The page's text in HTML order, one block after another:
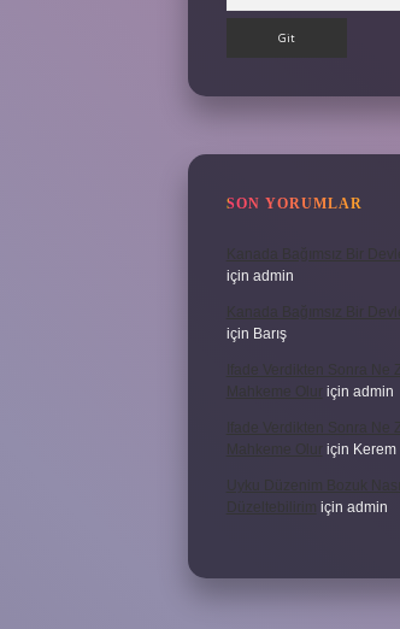
SON YORUMLAR
Kanada Bağımsız Bir
için admin
Kanada Bağımsız Bir
için Barış
Ifade Verdikten Sonra Ne
Mahkeme Olur için admin
Ifade Verdikten Sonra Ne
Mahkeme Olur için Kerem
Uyku Düzenim Bozuk Nasıl
Düzeltebilirim
için admin